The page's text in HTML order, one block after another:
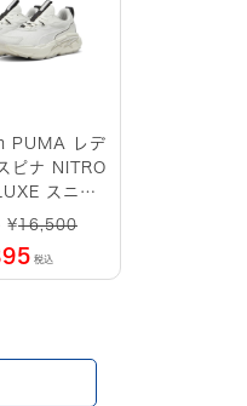
PUMA レデ
ピナ NITRO
スニー
ワイト）
¥16,500
税込